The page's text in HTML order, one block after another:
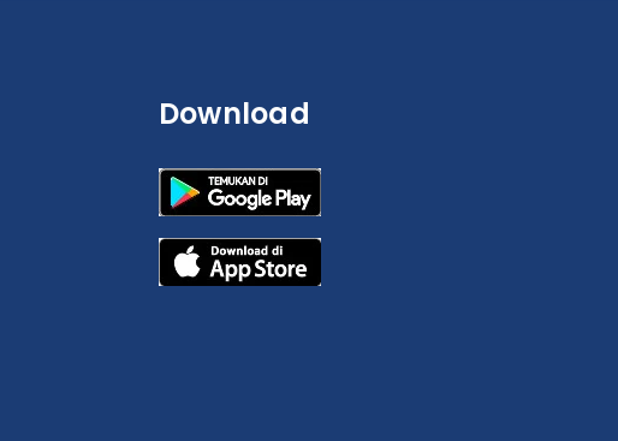
Download